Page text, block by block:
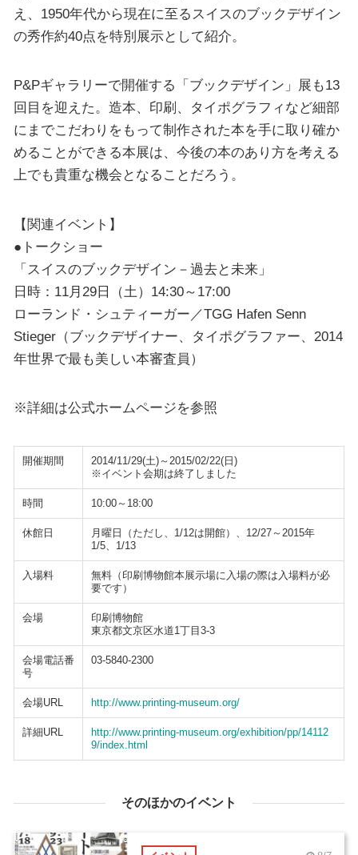
え、1950年代から現在に至るスイスのブックデザイン
の秀作約40点を特別展示として紹介。
P&Pギャラリーで開催する「ブックデザイン」展も13
回目を迎えた。造本、印刷、タイポグラフィなど細部
にまでこだわりをもって制作された本を手に取り確か
めることができる本展は、今後の本のあり方を考える
上でも貴重な機会となることだろう。
【関連イベント】
●トークショー
「スイスのブックデザイン－過去と未来」
日時：11月29日（土）14:30～17:00
ローランド・シュティーガー／TGG Hafen Senn
Stieger（ブックデザイナー、タイポグラファー、2014
年世界で最も美しい本審査員）
※詳細は公式ホームページを参照
開催期間
2014/11/29(土)～2015/02/22(日)
※イベント会期は終了しました
時間 10:00～18:00
休館日
月曜日（ただし、1/12は開館）、12/27～2015年
1/5、1/13
入場料
無料（印刷博物館本展示場に入場の際は入場料が必
要です）
会場
印刷博物館
東京都文京区水道1丁目3-3
会場電話番
号
03-5840-2300
会場URL http://www.printing-museum.org/
詳細URL
http://www.printing-museum.org/exhibition/pp/14112
9/index.html
そのほかのイベント